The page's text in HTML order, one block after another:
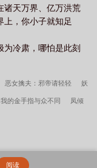
诸天万界、亿万洪荒
上，你小子就知足
冷肃，哪怕是此刻
恶女擒夫：邪帝请轻轻 妖
我的金手指与众不同 凤倾
阅读